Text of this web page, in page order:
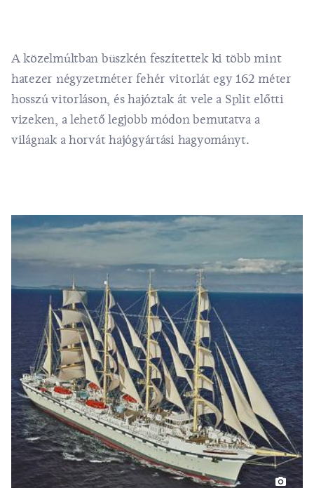
A közelmúltban büszkén feszítettek ki több mint
hatezer négyzetméter fehér vitorlát egy 162 méter
hosszú vitorláson, és hajóztak át vele a Split előtti
vizeken, a lehető legjobb módon bemutatva a
világnak a horvát hajógyártási hagyományt.